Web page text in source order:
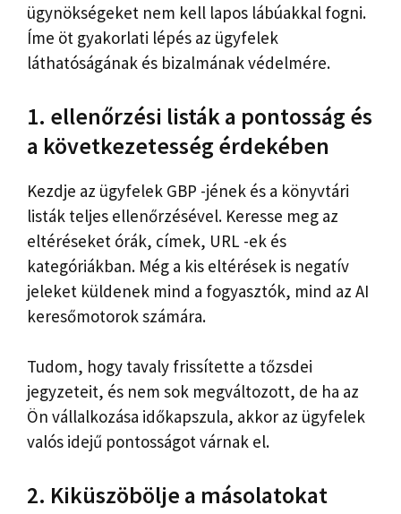
ügynökségeket nem kell lapos lábúakkal fogni.
Íme öt gyakorlati lépés az ügyfelek
láthatóságának és bizalmának védelmére.
1. ellenőrzési listák a pontosság és
a következetesség érdekében
Kezdje az ügyfelek GBP -jének és a könyvtári
listák teljes ellenőrzésével. Keresse meg az
eltéréseket órák, címek, URL -ek és
kategóriákban. Még a kis eltérések is negatív
jeleket küldenek mind a fogyasztók, mind az AI
keresőmotorok számára.
Tudom, hogy tavaly frissítette a tőzsdei
jegyzeteit, és nem sok megváltozott, de ha az
Ön vállalkozása időkapszula, akkor az ügyfelek
valós idejű pontosságot várnak el.
2. Kiküszöbölje a másolatokat